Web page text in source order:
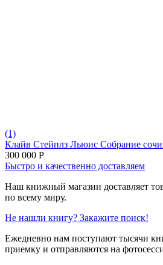
(1)
Клайв Стейплз Льюис Собрание
300 000 Р
Быстро и качественно доставляем
Наш книжный магазин доставляет
по всему миру.
Не нашли книгу? Закажите поиск!
Ежедневно нам поступают тысячи
приемку и отправляются на